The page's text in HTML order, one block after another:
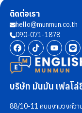
ติดต่อเรา
hello@munmun.co.th
090-071-1878
บริษัท มันมัน เฟลโล่
88/10-11 ถนนงามวงศ์วา